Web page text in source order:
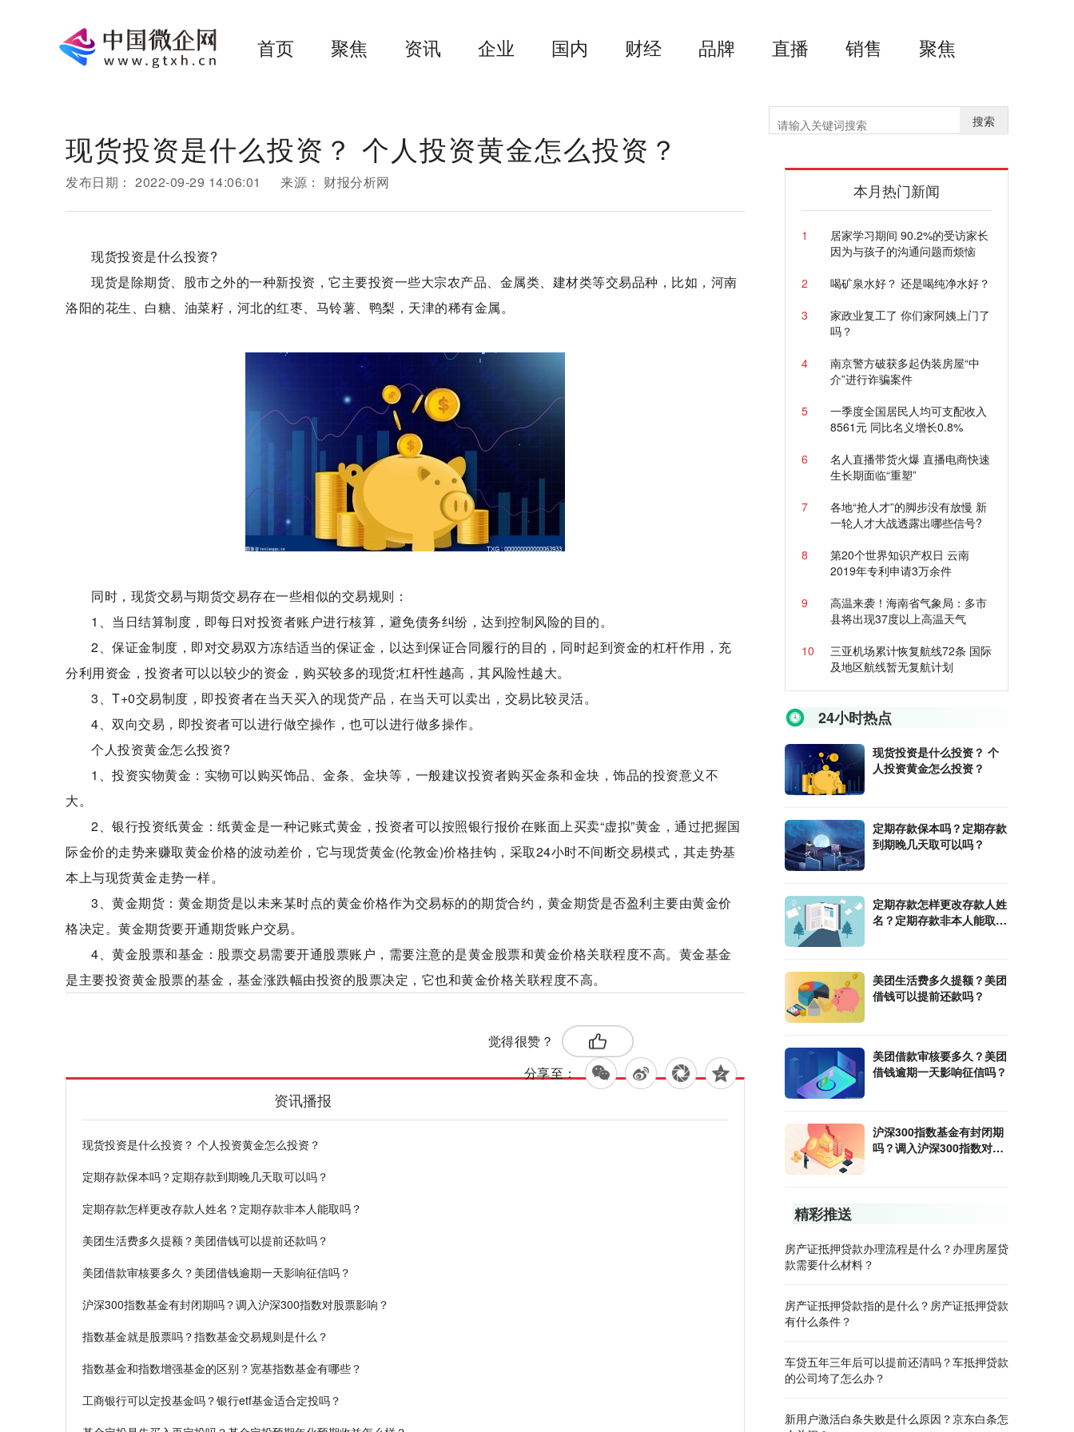
首页 聚焦 资讯 企业 国内 财经 品牌 直播 销售 聚焦
现货投资是什么投资？ 个人投资黄金怎么投资？
发布日期： 2022-09-29 14:06:01 来源： 财报分析网
现货投资是什么投资?
现货是除期货、股市之外的一种新投资，它主要投资一些大宗农产品、金属类、建材类等交易品种，比如，河南
洛阳的花生、白糖、油菜籽，河北的红枣、马铃薯、鸭梨，天津的稀有金属。
同时，现货交易与期货交易存在一些相似的交易规则：
1、当日结算制度，即每日对投资者账户进行核算，避免债务纠纷，达到控制风险的目的。
2、保证金制度，即对交易双方冻结适当的保证金，以达到保证合同履行的目的，同时起到资金的杠杆作用，充
分利用资金，投资者可以以较少的资金，购买较多的现货;杠杆性越高，其风险性越大。
3、T+0交易制度，即投资者在当天买入的现货产品，在当天可以卖出，交易比较灵活。
4、双向交易，即投资者可以进行做空操作，也可以进行做多操作。
个人投资黄金怎么投资?
1、投资实物黄金：实物可以购买饰品、金条、金块等，一般建议投资者购买金条和金块，饰品的投资意义不
大。
2、银行投资纸黄金：纸黄金是一种记账式黄金，投资者可以按照银行报价在账面上买卖“虚拟”黄金，通过把握国
际金价的走势来赚取黄金价格的波动差价，它与现货黄金(伦敦金)价格挂钩，采取24小时不间断交易模式，其走势基
本上与现货黄金走势一样。
3、黄金期货：黄金期货是以未来某时点的黄金价格作为交易标的的期货合约，黄金期货是否盈利主要由黄金价
格决定。黄金期货要开通期货账户交易。
4、黄金股票和基金：股票交易需要开通股票账户，需要注意的是黄金股票和黄金价格关联程度不高。黄金基金
是主要投资黄金股票的基金，基金涨跌幅由投资的股票决定，它也和黄金价格关联程度不高。
觉得很赞？
分享至：
资讯播报
现货投资是什么投资？ 个人投资黄金怎么投资？
定期存款保本吗？定期存款到期晚几天取可以吗？
定期存款怎样更改存款人姓名？定期存款非本人能取吗？
美团生活费多久提额？美团借钱可以提前还款吗？
美团借款审核要多久？美团借钱逾期一天影响征信吗？
沪深300指数基金有封闭期吗？调入沪深300指数对股票影响？
指数基金就是股票吗？指数基金交易规则是什么？
指数基金和指数增强基金的区别？宽基指数基金有哪些？
工商银行可以定投基金吗？银行etf基金适合定投吗？
搜索
本月热门新闻
1
居家学习期间 90.2%的受访家长
因为与孩子的沟通问题而烦恼
2
喝矿泉水好？ 还是喝纯净水好？
3
家政业复工了 你们家阿姨上门了
吗？
4
南京警方破获多起伪装房屋“中
介”进行诈骗案件
5
一季度全国居民人均可支配收入
8561元 同比名义增长0.8%
6
名人直播带货火爆 直播电商快速
生长期面临“重塑”
7
各地“抢人才”的脚步没有放慢 新
一轮人才大战透露出哪些信号?
8
第20个世界知识产权日 云南
2019年专利申请3万余件
9
高温来袭！海南省气象局：多市
县将出现37度以上高温天气
10
三亚机场累计恢复航线72条 国际
及地区航线暂无复航计划
24小时热点
现货投资是什么投资？ 个
人投资黄金怎么投资？
定期存款保本吗？定期存款
到期晚几天取可以吗？
定期存款怎样更改存款人姓
名？定期存款非本人能取
美团生活费多久提额？美团
借钱可以提前还款吗？
美团借款审核要多久？美团
借钱逾期一天影响征信吗？
沪深300指数基金有封闭期
吗？调入沪深300指数对股
精彩推送
房产证抵押贷款办理流程是什么？办理房屋贷
款需要什么材料？
房产证抵押贷款指的是什么？房产证抵押贷款
有什么条件？
车贷五年三年后可以提前还清吗？车抵押贷款
的公司垮了怎么办？
新用户激活白条失败是什么原因？京东白条怎